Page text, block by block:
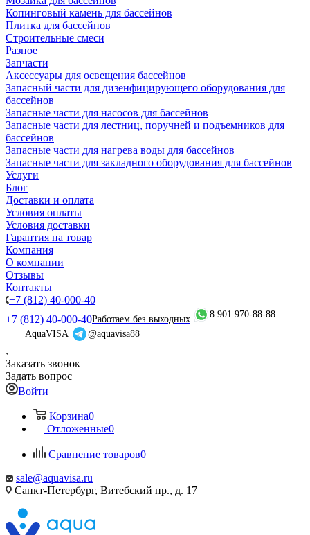
Копинговый камень для бассейнов
Плитка для бассейнов
Строительные смеси
Разное
Запчасти
Аксессуары для освещения бассейнов
Запасный части для дизенфицирующего оборудования для
бассейнов
Запасные части для насосов для бассейнов
Запасные части для лестниц, поручней и подъемников для
бассейнов
Запасные части для нагрева воды для бассейнов
Запасные части для закладного оборудования для бассейнов
Услуги
Блог
Доставки и оплата
Условия оплаты
Условия доставки
Гарантия на товар
Компания
О компании
Отзывы
Контакты
+7 (812) 40-000-40
+7 (812) 40-000-40Работаем без выходных
8 901 970-88-88
AquaVISA
@aquavisa88
Заказать звонок
Задать вопрос
Войти
Корзина0
Отложенные0
Сравнение товаров0
sale@aquavisa.ru
Санкт-Петербург, Витебский пр., д. 17